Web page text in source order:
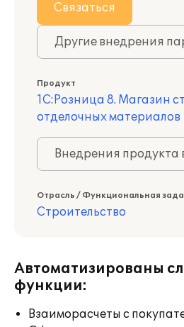
Связаться
Другие внедрения
Продукт
1С:Розница 8. Магазин
отделочных материалов
Внедрения
Отрасль / Функциональная
Строительство
Автоматизированы
функции:
Взаиморасчеты с